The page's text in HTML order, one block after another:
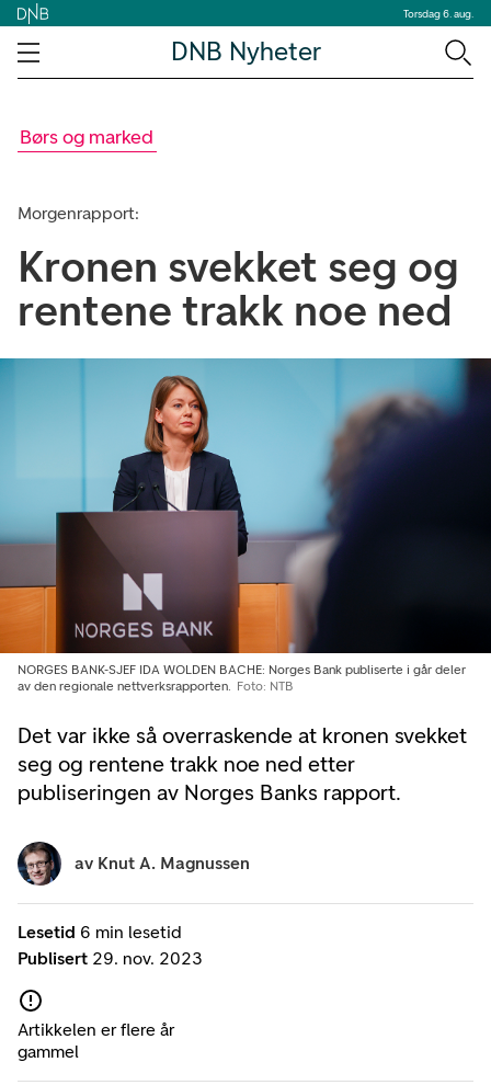
Torsdag 6. aug.
DNB Nyheter
Børs og marked
Morgenrapport:
Kronen svekket seg og
rentene trakk noe ned
Det var ikke så overraskende at kronen svekket
seg og rentene trakk noe ned etter
publiseringen av Norges Banks rapport.
NORGES BANK-SJEF IDA WOLDEN BACHE: Norges Bank publiserte i går deler
av den regionale nettverksrapporten.
Foto: NTB
Lesetid 6 min lesetid
Publisert 29. nov. 2023
Artikkelen er flere år
gammel
av Knut A. Magnussen